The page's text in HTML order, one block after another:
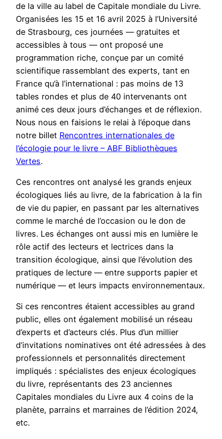
de la ville au label de Capitale mondiale du Livre.
Organisées les 15 et 16 avril 2025 à l’Université
de Strasbourg, ces journées — gratuites et
accessibles à tous — ont proposé une
programmation riche, conçue par un comité
scientifique rassemblant des experts, tant en
France qu’à l’international : pas moins de 13
tables rondes et plus de 40 intervenants ont
animé ces deux jours d’échanges et de réflexion.
Nous nous en faisions le relai à l’époque dans
notre billet Rencontres internationales de
l’écologie pour le livre – ABF Bibliothèques
Vertes.
Ces rencontres ont analysé les grands enjeux
écologiques liés au livre, de la fabrication à la fin
de vie du papier, en passant par les alternatives
comme le marché de l’occasion ou le don de
livres. Les échanges ont aussi mis en lumière le
rôle actif des lecteurs et lectrices dans la
transition écologique, ainsi que l’évolution des
pratiques de lecture — entre supports papier et
numérique — et leurs impacts environnementaux.
Si ces rencontres étaient accessibles au grand
public, elles ont également mobilisé un réseau
d’experts et d’acteurs clés. Plus d’un millier
d’invitations nominatives ont été adressées à des
professionnels et personnalités directement
impliqués : spécialistes des enjeux écologiques
du livre, représentants des 23 anciennes
Capitales mondiales du Livre aux 4 coins de la
planète, parrains et marraines de l’édition 2024,
etc.